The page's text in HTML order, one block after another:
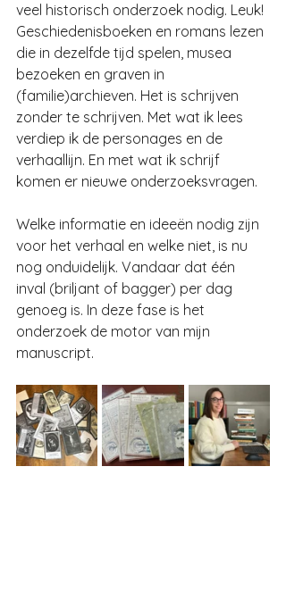
veel historisch onderzoek nodig. Leuk!
Geschiedenisboeken en romans lezen
die in dezelfde tijd spelen, musea
bezoeken en graven in
(familie)archieven. Het is schrijven
zonder te schrijven. Met wat ik lees
verdiep ik de personages en de
verhaallijn. En met wat ik schrijf
komen er nieuwe onderzoeksvragen.
Welke informatie en ideeën nodig zijn
voor het verhaal en welke niet, is nu
nog onduidelijk. Vandaar dat één
inval (briljant of bagger) per dag
genoeg is. In deze fase is het
onderzoek de motor van mijn
manuscript.